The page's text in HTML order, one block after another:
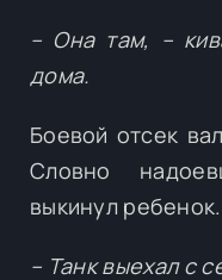
– Она там, –
дома.
Боевой отсек
Словно
выкинул ребенок.
– Танк выехал с